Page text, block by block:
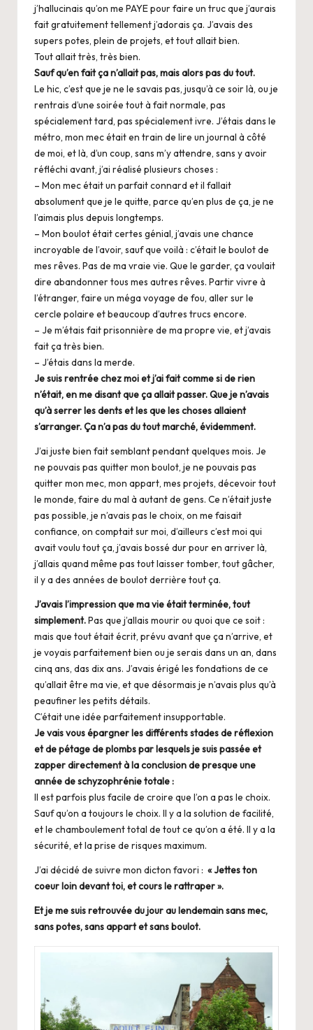
j’hallucinais qu’on me PAYE pour faire un truc que j’aurais
fait gratuitement tellement j’adorais ça. J’avais des
supers potes, plein de projets, et tout allait bien.
Tout allait très, très bien.
Sauf qu’en fait ça n’allait pas, mais alors pas du tout.
Le hic, c’est que je ne le savais pas, jusqu’à ce soir là, ou je
rentrais d’une soirée tout à fait normale, pas
spécialement tard, pas spécialement ivre. J’étais dans le
métro, mon mec était en train de lire un journal à côté
de moi, et là, d’un coup, sans m’y attendre, sans y avoir
réfléchi avant, j’ai réalisé plusieurs choses :
– Mon mec était un parfait connard et il fallait
absolument que je le quitte, parce qu’en plus de ça, je ne
l’aimais plus depuis longtemps.
– Mon boulot était certes génial, j’avais une chance
incroyable de l’avoir, sauf que voilà : c’était le boulot de
mes rêves. Pas de ma vraie vie. Que le garder, ça voulait
dire abandonner tous mes autres rêves. Partir vivre à
l’étranger, faire un méga voyage de fou, aller sur le
cercle polaire et beaucoup d’autres trucs encore.
– Je m’étais fait prisonnière de ma propre vie, et j’avais
fait ça très bien.
– J’étais dans la merde.
Je suis rentrée chez moi et j’ai fait comme si de rien
n’était, en me disant que ça allait passer. Que je n’avais
qu’à serrer les dents et les que les choses allaient
s’arranger. Ça n’a pas du tout marché, évidemment.
J’ai juste bien fait semblant pendant quelques mois. Je
ne pouvais pas quitter mon boulot, je ne pouvais pas
quitter mon mec, mon appart, mes projets, décevoir tout
le monde, faire du mal à autant de gens. Ce n’était juste
pas possible, je n’avais pas le choix, on me faisait
confiance, on comptait sur moi, d’ailleurs c’est moi qui
avait voulu tout ça, j’avais bossé dur pour en arriver là,
j’allais quand même pas tout laisser tomber, tout gâcher,
il y a des années de boulot derrière tout ça.
J’avais l’impression que ma vie était terminée, tout
simplement.Pas que j’allais mourir ou quoi que ce soit :
mais que tout était écrit, prévu avant que ça n’arrive, et
je voyais parfaitement bien ou je serais dans un an, dans
cinq ans, das dix ans. J’avais érigé les fondations de ce
qu’allait être ma vie, et que désormais je n’avais plus qu’à
peaufiner les petits détails.
C’était une idée parfaitement insupportable.
Je vais vous épargner les différents stades de réflexion
et de pétage de plombs par lesquels je suis passée et
zapper directement à la conclusion de presque une
année de schyzophrénie totale :
Il est parfois plus facile de croire que l’on a pas le choix.
Sauf qu’on a toujours le choix. Il y a la solution de facilité,
et le chamboulement total de tout ce qu’on a été. Il y a la
sécurité, et la prise de risques maximum.
J’ai décidé de suivre mon dicton favori : « Jettes ton
coeur loin devant toi, et cours le rattraper ».
Et je me suis retrouvée du jour au lendemain sans mec,
sans potes, sans appart et sans boulot.